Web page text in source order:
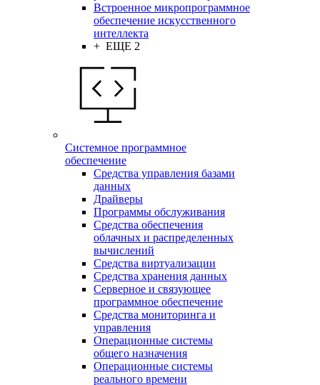
Встроенное микропрограммное
обеспечение искусственного
интеллекта
+ ЕЩЕ 2
Системное программное
обеспечение
Средства управления базами
данных
Драйверы
Программы обслуживания
Средства обеспечения
облачных и распределенных
вычислений
Средства виртуализации
Средства хранения данных
Серверное и связующее
программное обеспечение
Средства мониторинга и
управления
Операционные системы
общего назначения
Операционные системы
реального времени